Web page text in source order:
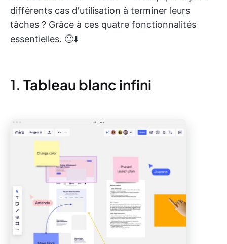
différents cas d'utilisation à terminer leurs
tâches ? Grâce à ces quatre fonctionnalités
essentielles. 🙂⬇️
1. Tableau blanc infini